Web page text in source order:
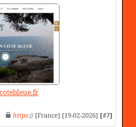
https:// [France] [19-02-2026] [#7]